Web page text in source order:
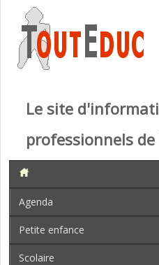
Le site
professionnels
Agenda
Petite enfance
Scolaire